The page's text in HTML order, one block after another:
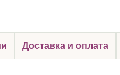
Доставка и оплата